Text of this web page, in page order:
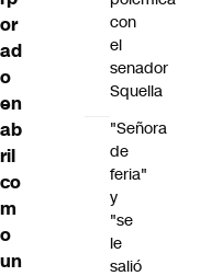
or
ad
o
en
ab
ril
co
m
o
un
con
el
senador
Squella
"Señora
de
feria"
y
"se
le
salió